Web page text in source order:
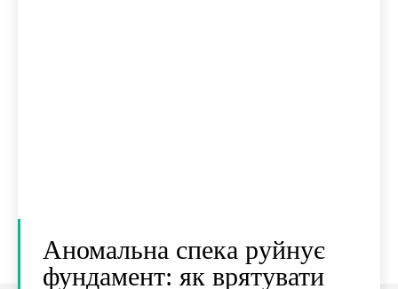
Аномальна спека руйнує
фундамент: як врятувати